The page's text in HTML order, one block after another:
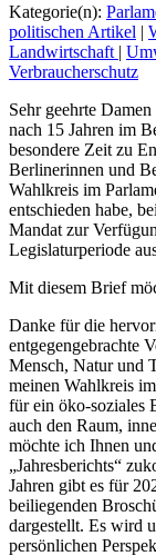
Kategorie(n):
politischen Artikel |
Landwirtschaft |
Verbraucherschutz
Sehr geehrte
nach 15 Jahren im
besondere Zeit zu
Berlinerinnen und
Wahlkreis im
entschieden habe,
Mandat zur
Legislaturperiode
Mit diesem Brief
Danke für die
entgegengebrachte
Mensch, Natur und
meinen Wahlkreis
für ein öko-soziales
auch den Raum,
möchte ich Ihnen
„Jahresberichts“
Jahren gibt es für
beiliegenden
dargestellt. Es wird
persönlichen